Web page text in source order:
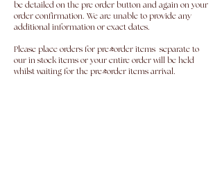
be detailed on the pre order button and again on your
order confirmation. We are unable to provide any
additional information or exact dates.
Please place orders for pre-order items separate to
our in stock items or your entire order will be held
whilst waiting for the pre-order items arrival.